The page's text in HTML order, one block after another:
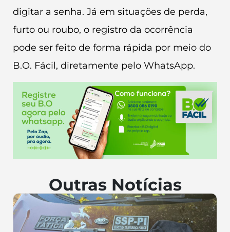
digitar a senha. Já em situações de perda,
furto ou roubo, o registro da ocorrência
pode ser feito de forma rápida por meio do
B.O. Fácil, diretamente pelo WhatsApp.
Outras Notícias